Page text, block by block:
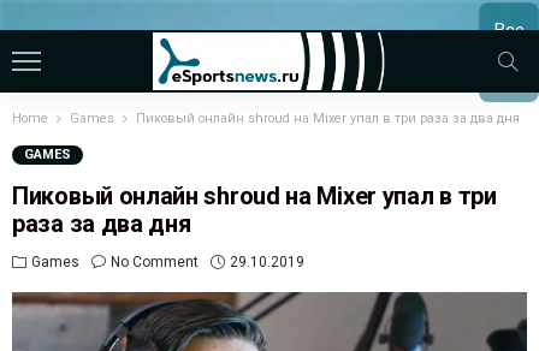
Все
МАТЧИ
Home Games Пиковый онлайн shroud на Mixer упал в три раза за два дня
GAMES
Пиковый онлайн shroud на Mixer упал в три
раза за два дня
Games No Comment 29.10.2019